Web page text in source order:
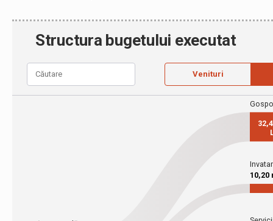
Structura bugetului executat